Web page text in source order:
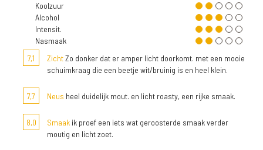
Koolzuur
Alcohol
Intensit.
Nasmaak
7,1
ZichtZo donker dat er amper licht doorkomt. met een mooie
schuimkraag die een beetje wit/bruinig is en heel klein.
7,7 Neus heel duidelijk mout. en licht roasty, een rijke smaak.
8,0 Smaak ik proef een iets wat geroosterde smaak verder
moutig en licht zoet.